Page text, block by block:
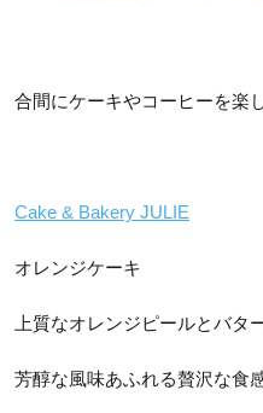
合間にケーキやコーヒーを楽
Cake & Bakery JULIE
オレンジケーキ
上質なオレンジピールとバタ
芳醇な風味あふれる贅沢な食